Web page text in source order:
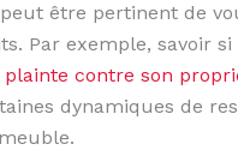
être pertinent de
Par exemple, savoir si
contre son
dynamiques de